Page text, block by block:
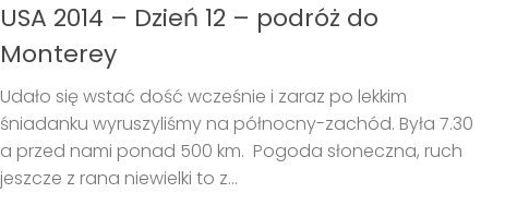
USA 2014 – Dzień 12 – podróż do
Monterey
Udało się wstać dość wcześnie i zaraz po lekkim
śniadanku wyruszyliśmy na północny-zachód. Była 7.30
a przed nami ponad 500 km. Pogoda słoneczna, ruch
jeszcze z rana niewielki to z...